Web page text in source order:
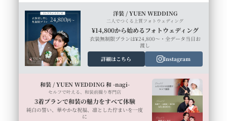
洋装 / YUEN WEDDING
二人でつくる上質フォトウェディング
¥14,800から始めるフォトウェディング
衣装無制限プランは¥24,800〜・全データ当日お
渡し
詳細はこちら
Instagram
和装 / YUEN WEDDING 和 -nagi-
セルフで叶える、和装前撮り専門店
3着プランで和装の魅力をすべて体験
純白の誓い、華やかな祝福、凛とした佇まいを一度
に